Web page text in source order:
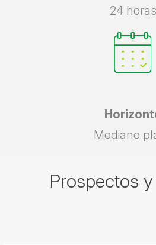
24 horas
Mediano
Prospectos